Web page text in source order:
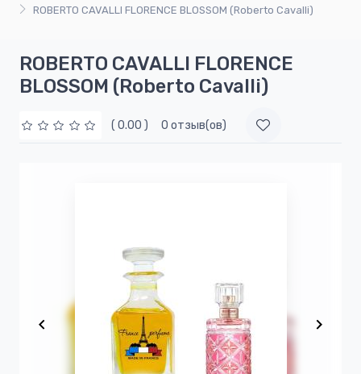
ROBERTO CAVALLI FLORENCE BLOSSOM (Roberto Cavalli)
ROBERTO CAVALLI FLORENCE
BLOSSOM (Roberto Cavalli)
( 0.00 ) 0 отзыв(ов)